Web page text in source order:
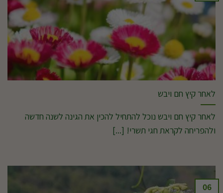
לאחר קיץ חם ויבש
לאחר קיץ חם ויבש נוכל להתחיל להכין את הגינה לשנה חדשה
ולהפריחה לקראת חגי תשרי! [...]
06